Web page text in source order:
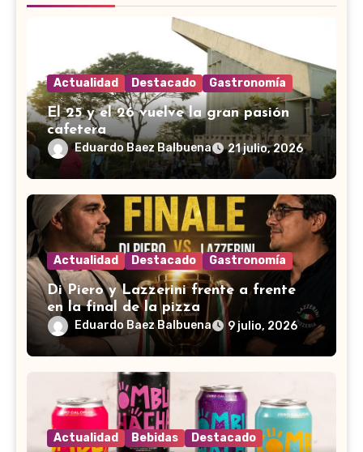
Actualidad Destacado Gastronomía
El 25 y el 26 vuelve la gran pasión
cafetera
Eduardo Baez Balbuena 21 julio, 2026
Actualidad Destacado Gastronomía
Di Piero y Lazzerini frente a frente
en la final de la pizza
Eduardo Baez Balbuena 9 julio, 2026
Actualidad Bebidas Destacado